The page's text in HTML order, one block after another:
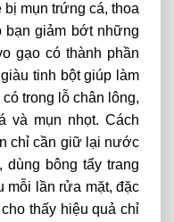
mụn trứng cá, thoa
bạn giảm bớt những
gạo có thành phần
tinh bột giúp làm
trong lỗ chân lông,
và mụn nhọt. Cách
chỉ cần giữ lại nước
bông tẩy trang
mỗi lần rửa mặt, đặc
thấy hiệu quả chỉ